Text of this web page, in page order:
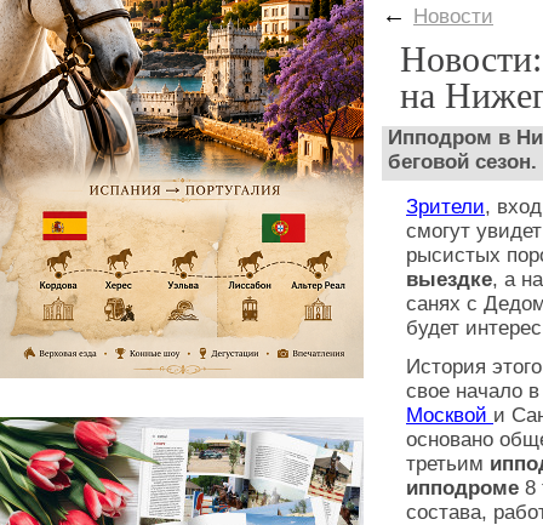
← Новости
на
Ипподром в
беговой сезон.
Зрители,
смогут
рысистых
выездке, а
санях с
будет
История
свое начало
Москвой и
основано
третьим
ипподроме 8
состава,